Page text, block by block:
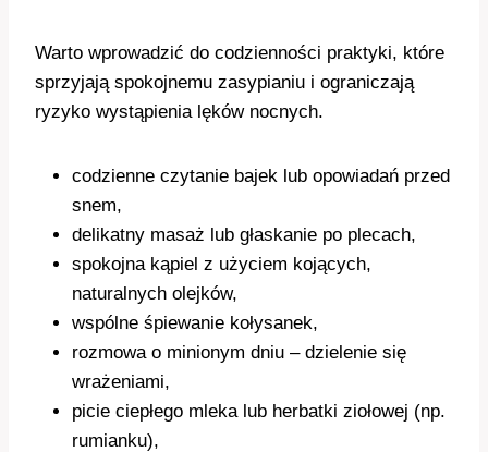
Warto wprowadzić do codzienności praktyki, które
sprzyjają spokojnemu zasypianiu i ograniczają
ryzyko wystąpienia lęków nocnych.
codzienne czytanie bajek lub opowiadań przed
snem,
delikatny masaż lub głaskanie po plecach,
spokojna kąpiel z użyciem kojących,
naturalnych olejków,
wspólne śpiewanie kołysanek,
rozmowa o minionym dniu – dzielenie się
wrażeniami,
picie ciepłego mleka lub herbatki ziołowej (np.
rumianku),